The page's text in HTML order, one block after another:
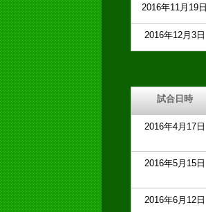
2016年11月19日
2016年12月3日
試合日時
2016年4月17日
2016年5月15日
2016年6月12日